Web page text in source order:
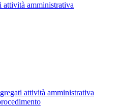
attività amministrativa
attività amministrativa